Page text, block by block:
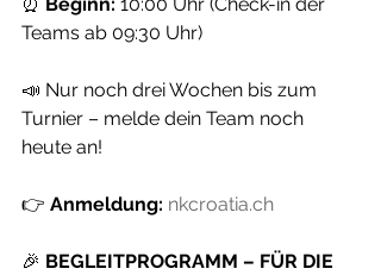
⏰ Beginn: 10:00 Uhr (Check-in der
Teams ab 09:30 Uhr)
📣 Nur noch drei Wochen bis zum
Turnier – melde dein Team noch
heute an!
👉 Anmeldung: nkcroatia.ch
🎉 BEGLEITPROGRAMM – FÜR DIE